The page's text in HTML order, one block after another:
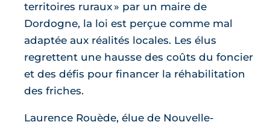
territoires ruraux » par un maire de
Dordogne, la loi est perçue comme mal
adaptée aux réalités locales. Les élus
regrettent une hausse des coûts du foncier
et des défis pour financer la réhabilitation
des friches.
Laurence Rouède, élue de Nouvelle-